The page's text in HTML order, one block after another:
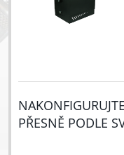
PŘESNĚ PODLE